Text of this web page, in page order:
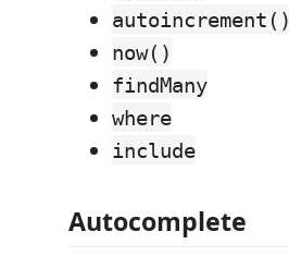
autoincrement()
now()
findMany
where
include
Autocomplete